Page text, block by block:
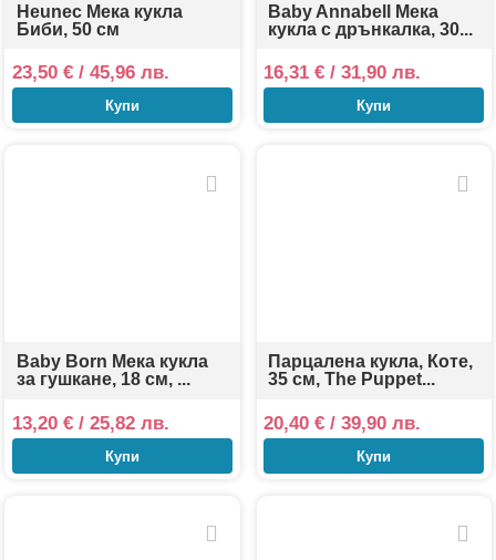
Heunec Мека кукла
Биби, 50 см
23,50 €/ 45,96 лв.
Купи
Baby Annabell Мека
кукла с дрънкалка, 30...
16,31 €/ 31,90 лв.
Купи
Baby Born Мека кукла
за гушкане, 18 см, ...
13,20 €/ 25,82 лв.
Купи
Парцалена кукла, Коте,
35 см, The Puppet...
20,40 €/ 39,90 лв.
Купи